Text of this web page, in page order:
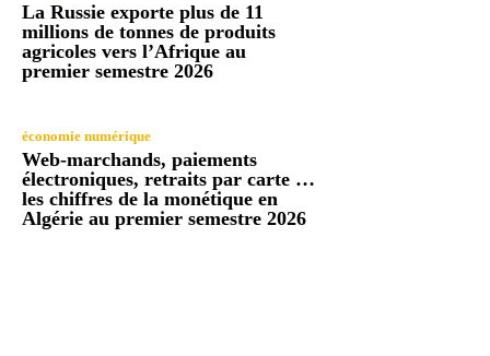
La Russie exporte plus de 11
millions de tonnes de produits
agricoles vers l’Afrique au
premier semestre 2026
économie numérique
Web-marchands, paiements
électroniques, retraits par carte …
les chiffres de la monétique en
Algérie au premier semestre 2026